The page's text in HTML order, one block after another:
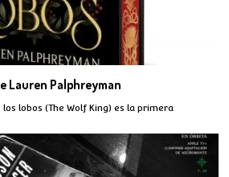
Lauren Palphreyman
lobos (The Wolf King) es la primera